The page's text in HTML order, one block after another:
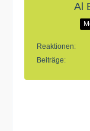
Al
Reaktionen
Beiträge